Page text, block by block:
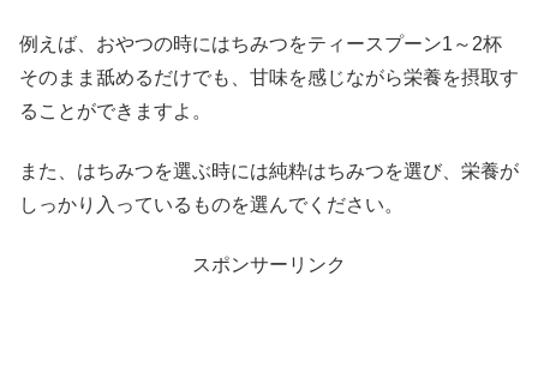
例えば、おやつの時にはちみつをティースプーン1～2杯
そのまま舐めるだけでも、甘味を感じながら栄養を摂取す
ることができますよ。
また、はちみつを選ぶ時には純粋はちみつを選び、栄養が
しっかり入っているものを選んでください。
スポンサーリンク